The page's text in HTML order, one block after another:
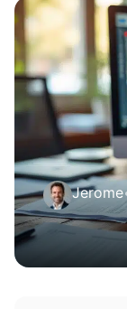
Jerome